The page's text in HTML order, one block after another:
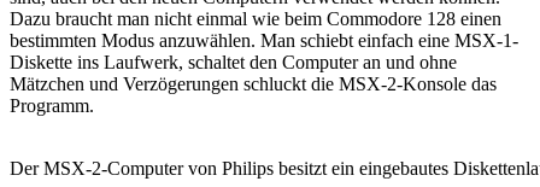
Dazu braucht man nicht einmal wie beim Commodore 128 einen
bestimmten Modus anzuwählen. Man schiebt einfach eine MSX-1-
Diskette ins Laufwerk, schaltet den Computer an und ohne
Mätzchen und Verzögerungen schluckt die MSX-2-Konsole das
Programm.
Der MSX-2-Computer von Philips besitzt ein eingebautes